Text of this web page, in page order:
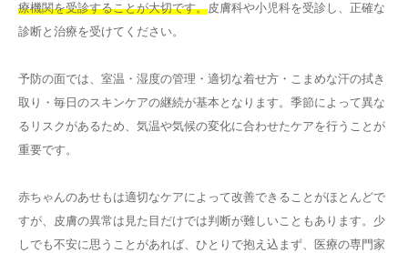
療機関を受診することが大切です。皮膚科や小児科を受診し、正確な
診断と治療を受けてください。
予防の面では、室温・湿度の管理・適切な着せ方・こまめな汗の拭き
取り・毎日のスキンケアの継続が基本となります。季節によって異な
るリスクがあるため、気温や気候の変化に合わせたケアを行うことが
重要です。
赤ちゃんのあせもは適切なケアによって改善できることがほとんどで
すが、皮膚の異常は見た目だけでは判断が難しいこともあります。少
しでも不安に思うことがあれば、ひとりで抱え込まず、医療の専門家